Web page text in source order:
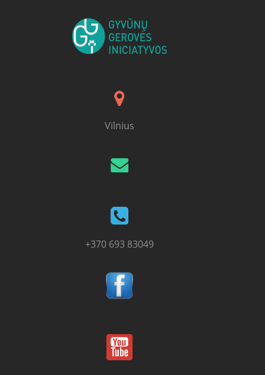
Vilnius
+370 693 83049